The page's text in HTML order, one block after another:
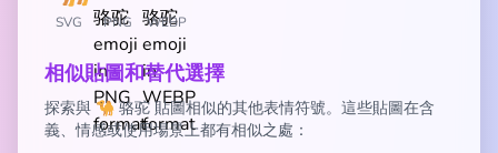
SVG PNG WEBP
相似貼圖和替代選擇
探索與 🐪 骆驼 貼圖相似的其他表情符號。這些貼圖在含
義、情感或使用場景上都有相似之處：